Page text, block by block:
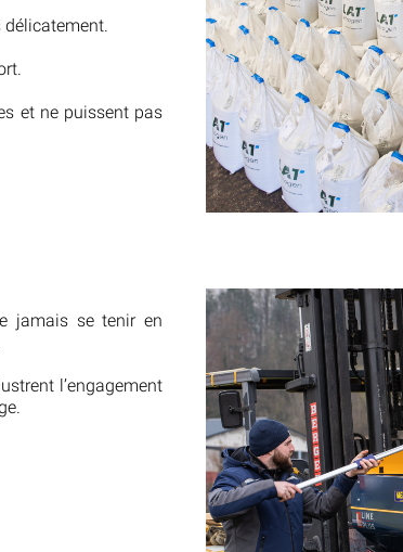
délicatement.
et ne puissent pas
jamais se tenir en
l’engagement